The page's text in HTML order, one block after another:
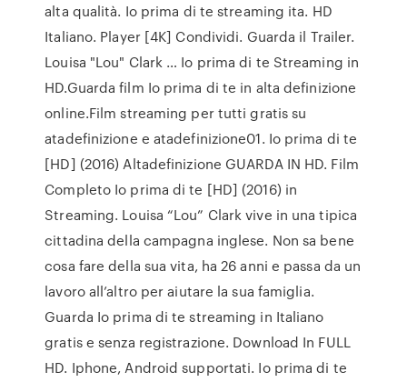
alta qualità. Io prima di te streaming ita. HD
Italiano. Player [4K] Condividi. Guarda il Trailer.
Louisa "Lou" Clark … Io prima di te Streaming in
HD.Guarda film Io prima di te in alta definizione
online.Film streaming per tutti gratis su
atadefinizione e atadefinizione01. Io prima di te
[HD] (2016) Altadefinizione GUARDA IN HD. Film
Completo Io prima di te [HD] (2016) in
Streaming. Louisa “Lou” Clark vive in una tipica
cittadina della campagna inglese. Non sa bene
cosa fare della sua vita, ha 26 anni e passa da un
lavoro all’altro per aiutare la sua famiglia.
Guarda Io prima di te streaming in Italiano
gratis e senza registrazione. Download In FULL
HD. Iphone, Android supportati. Io prima di te